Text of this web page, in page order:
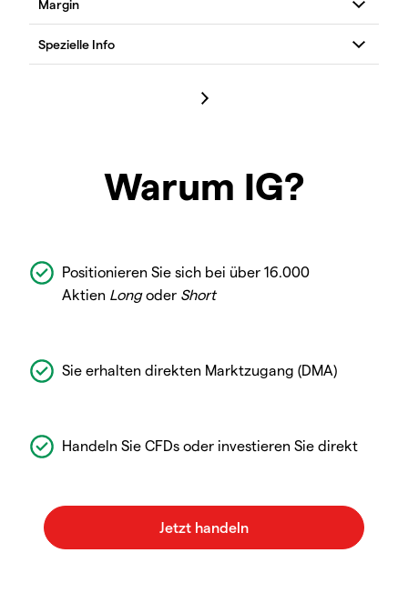
Warum IG?
Positionieren Sie sich bei über 16.000
Aktien Longoder Short
Sie erhalten direkten Marktzugang (DMA)
Handeln Sie CFDs oder investieren Sie direkt